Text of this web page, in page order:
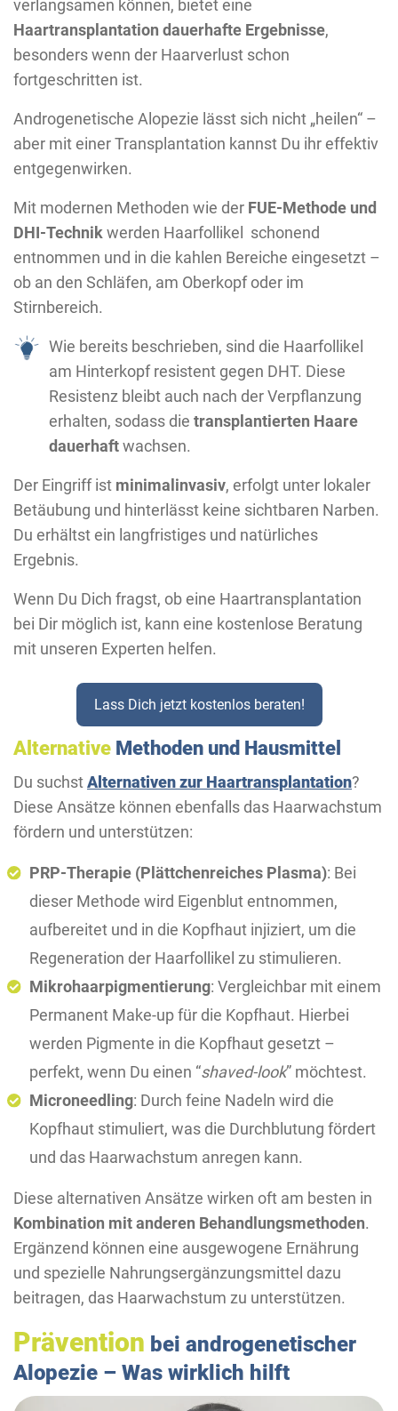
verlangsamen können, bietet eine
Haartransplantation dauerhafte Ergebnisse,
besonders wenn der Haarverlust schon
fortgeschritten ist.
Androgenetische Alopezie lässt sich nicht „heilen“ –
aber mit einer Transplantation kannst Du ihr effektiv
entgegenwirken.
Mit modernen Methoden wie der FUE-Methode und
DHI-Technikwerden Haarfollikel schonend
entnommen und in die kahlen Bereiche eingesetzt –
ob an den Schläfen, am Oberkopf oder im
Stirnbereich.
Wie bereits beschrieben, sind die Haarfollikel
am Hinterkopf resistent gegen DHT. Diese
Resistenz bleibt auch nach der Verpflanzung
erhalten, sodass die transplantierten Haare
dauerhaftwachsen.
Der Eingriff ist minimalinvasiv, erfolgt unter lokaler
Betäubung und hinterlässt keine sichtbaren Narben.
Du erhältst ein langfristiges und natürliches
Ergebnis.
Wenn Du Dich fragst, ob eine Haartransplantation
bei Dir möglich ist, kann eine kostenlose Beratung
mit unseren Experten helfen.
Lass Dich jetzt kostenlos beraten!
Alternative Methoden und Hausmittel
Du suchstAlternativen zur Haartransplantation?
Diese Ansätze können ebenfalls das Haarwachstum
fördern und unterstützen:
PRP-Therapie (Plättchenreiches Plasma): Bei
dieser Methode wird Eigenblut entnommen,
aufbereitet und in die Kopfhaut injiziert, um die
Regeneration der Haarfollikel zu stimulieren.
Mikrohaarpigmentierung: Vergleichbar mit einem
Permanent Make-up für die Kopfhaut. Hierbei
werden Pigmente in die Kopfhaut gesetzt –
perfekt, wenn Du einen “shaved-look” möchtest.
Microneedling: Durch feine Nadeln wird die
Kopfhaut stimuliert, was die Durchblutung fördert
und das Haarwachstum anregen kann.
Diese alternativen Ansätze wirken oft am besten in
Kombination mit anderen Behandlungsmethoden.
Ergänzend können eine ausgewogene Ernährung
und spezielle Nahrungsergänzungsmittel dazu
beitragen, das Haarwachstum zu unterstützen.
Prävention bei androgenetischer
Alopezie – Was wirklich hilft